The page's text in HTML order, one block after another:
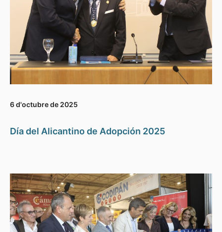
6 d'octubre de 2025
Día del Alicantino de Adopción 2025